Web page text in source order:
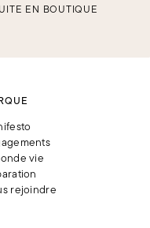
EN BOUTIQUE
vie
rejoindre